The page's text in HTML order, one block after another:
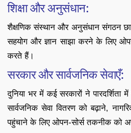
शिक्षा और अनुसंधान:
शैक्षणिक संस्थान और अनुसंधान संगठन
सहयोग और ज्ञान साझा करने के लिए
करते हैं।
सरकार और सार्वजनिक सेवाएँ:
दुनिया भर में कई सरकारों ने
सार्वजनिक सेवा वितरण को बढ़ाने,
पहुंचाने के लिए ओपन-सोर्स तकनीक को